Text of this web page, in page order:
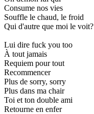
Consume nos vies
Souffle le chaud, le froid
Qui d'autre que moi le voit?
Lui dire fuck you too
À tout jamais
Requiem pour tout
Recommencer
Plus de sorry, sorry
Plus dans ma chair
Toi et ton double ami
Retourne en enfer